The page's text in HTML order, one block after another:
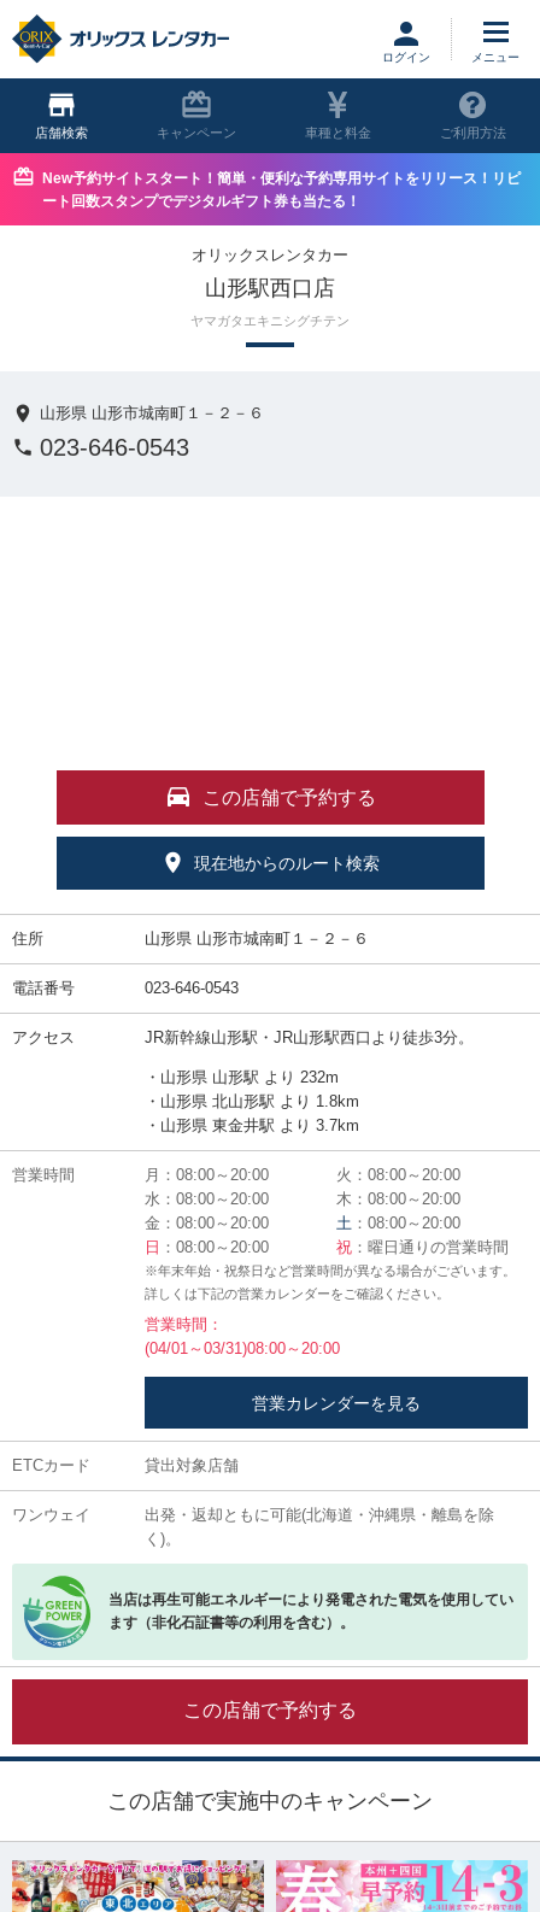
ログイン
店舗 キャンペーン 車種と料金 ご利用方法
New予約サイトスタート！簡単・便利な予約専用サイトをリリース！リピ
ート回数スタンプでデジタルギフト券も当たる！
オリックスレンタカー
山形駅西口店
ヤマガタエキニシグチテン
山形県 山形市城南町１－２－６
023-646-0543
この店舗で予約する
現在地からのルート検索
住所 山形県 山形市城南町１－２－６
電話番号 023-646-0543
アクセス JR新幹線山形駅・JR山形駅西口より徒歩3分。
・山形県 山形駅 より 232m
・山形県 北山形駅 より 1.8km
・山形県 東金井駅 より 3.7km
営業時間 月：08:00～20:00
火：08:00～20:00
水：08:00～20:00
木：08:00～20:00
金：08:00～20:00
土 ：08:00～20:00
日 ：08:00～20:00 祝 ：曜日通りの営業時間
※年末年始・祝祭日など営業時間が異なる場合がございます。
詳しくは下記の営業カレンダーをご確認ください。
営業時間：
(04/01～03/31)08:00～20:00
営業カレンダーを見る
ETCカード 貸出対象店舗
ワンウェイ
出発・返却ともに可能(北海道・沖縄県・離島を除
く)。
当店は再生可能エネルギーにより発電された電気を使用してい
ます（非化石証書等の利用を含む）。
この店舗で予約する
この店舗で実施中のキャンペーン